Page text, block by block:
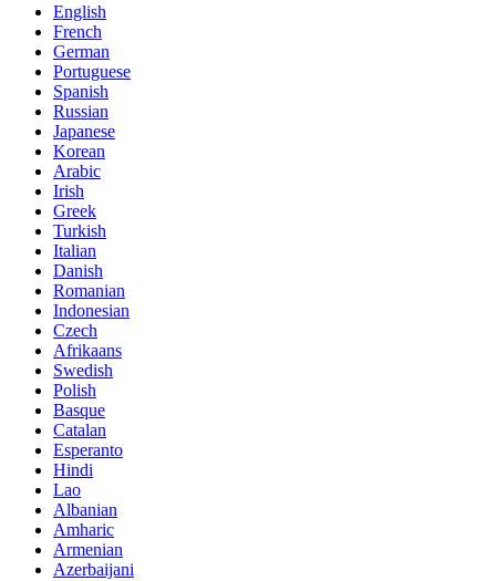
English
French
German
Portuguese
Spanish
Russian
Japanese
Korean
Arabic
Irish
Greek
Turkish
Italian
Danish
Romanian
Indonesian
Czech
Afrikaans
Swedish
Polish
Basque
Catalan
Esperanto
Hindi
Lao
Albanian
Amharic
Armenian
Azerbaijani